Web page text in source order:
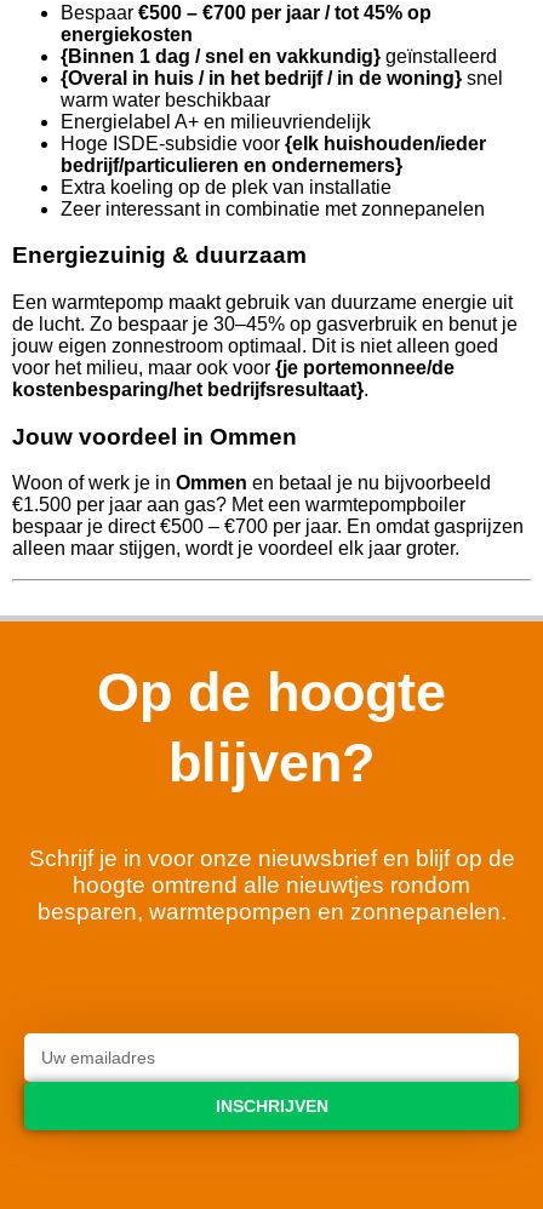
Bespaar €500 – €700 per jaar / tot 45% op
energiekosten
{Binnen 1 dag / snel en vakkundig} geïnstalleerd
{Overal in huis / in het bedrijf / in de woning} snel
warm water beschikbaar
Energielabel A+ en milieuvriendelijk
Hoge ISDE-subsidie voor {elk huishouden/ieder
bedrijf/particulieren en ondernemers}
Extra koeling op de plek van installatie
Zeer interessant in combinatie met zonnepanelen
Energiezuinig & duurzaam
Een warmtepomp maakt gebruik van duurzame energie uit
de lucht. Zo bespaar je 30–45% op gasverbruik en benut je
jouw eigen zonnestroom optimaal. Dit is niet alleen goed
voor het milieu, maar ook voor {je portemonnee/de
kostenbesparing/het bedrijfsresultaat}.
Jouw voordeel in Ommen
Woon of werk je in Ommen en betaal je nu bijvoorbeeld
€1.500 per jaar aan gas? Met een warmtepompboiler
bespaar je direct €500 – €700 per jaar. En omdat gasprijzen
alleen maar stijgen, wordt je voordeel elk jaar groter.
Op de hoogte
blijven?
Schrijf je in voor onze nieuwsbrief en blijf op de
hoogte omtrend alle nieuwtjes rondom
besparen, warmtepompen en zonnepanelen.
INSCHRIJVEN